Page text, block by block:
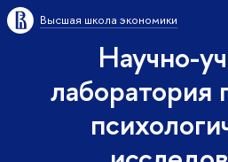
Высшая школа экономики
Научно-
лаборатория